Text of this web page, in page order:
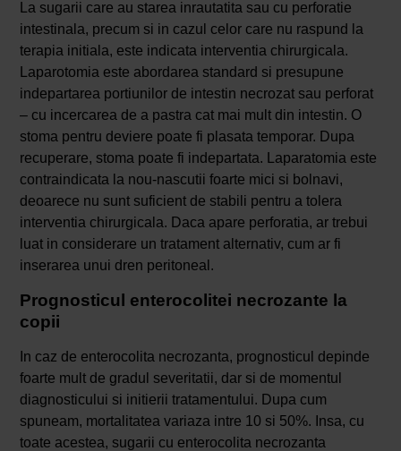
La sugarii care au starea inrautatita sau cu perforatie
intestinala, precum si in cazul celor care nu raspund la
terapia initiala, este indicata interventia chirurgicala.
Laparotomia este abordarea standard si presupune
indepartarea portiunilor de intestin necrozat sau perforat
– cu incercarea de a pastra cat mai mult din intestin. O
stoma pentru deviere poate fi plasata temporar. Dupa
recuperare, stoma poate fi indepartata. Laparatomia este
contraindicata la nou-nascutii foarte mici si bolnavi,
deoarece nu sunt suficient de stabili pentru a tolera
interventia chirurgicala. Daca apare perforatia, ar trebui
luat in considerare un tratament alternativ, cum ar fi
inserarea unui dren peritoneal.
Prognosticul enterocolitei necrozante la
copii
In caz de enterocolita necrozanta, prognosticul depinde
foarte mult de gradul severitatii, dar si de momentul
diagnosticului si initierii tratamentului. Dupa cum
spuneam, mortalitatea variaza intre 10 si 50%. Insa, cu
toate acestea, sugarii cu enterocolita necrozanta